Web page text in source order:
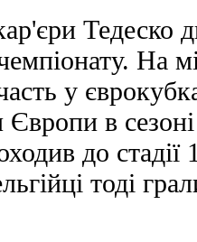
Тедеско
На
у
Європи в
до
тоді